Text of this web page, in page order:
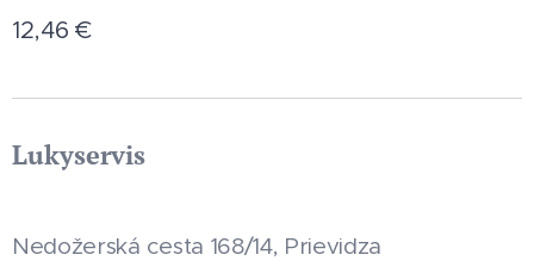
12,46 €
Lukyservis
Nedožerská cesta 168/14, Prievidza